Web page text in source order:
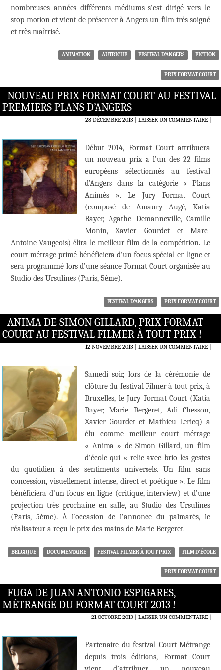
nombreuses années différents médiums s’est dirigé vers le
stop-motion et vient de présenter à Angers un film très soigné
et très maîtrisé.
ANIMATION AUTRICHE FESTIVAL D'ANGERS FICTION
PRIX FORMAT COURT
NOUVEAU PRIX FORMAT COURT AU FESTIVAL
PREMIERS PLANS D’ANGERS
28 DÉCEMBRE 2013 LAISSER UN COMMENTAIRE|
Début 2014, Format Court attribuera
un nouveau prix à l’un des 22 films
européens sélectionnés au festival
d’Angers dans la catégorie « Plans
Animés ». Le Jury Format Court
(composé de Amaury Augé, Katia
Bayer, Agathe Demanneville, Camille
Monin, Xavier Gourdet et Marc-
Antoine Vaugeois) élira le meilleur film de la compétition. Le
court métrage primé bénéficiera d’un focus spécial en ligne et
sera programmé lors d’une séance Format Court organisée au
Studio des Ursulines (Paris, 5ème).
FESTIVAL D'ANGERS PRIX FORMAT COURT
ANIMA DE SIMON GILLARD, PRIX FORMAT
COURT AU FESTIVAL FILMER À TOUT PRIX !
12 NOVEMBRE 2013 LAISSER UN COMMENTAIRE|
Samedi soir, lors de la cérémonie de
clôture du festival Filmer à tout prix, à
Bruxelles, le Jury Format Court (Katia
Bayer, Marie Bergeret, Adi Chesson,
Xavier Gourdet et Mathieu Lericq) a
élu comme meilleur court métrage
« Anima » de Simon Gillard, un film
d’école qui « relie avec brio les gestes
du quotidien à des sentiments universels. Un film sans
concession, visuellement intense, direct et poétique ». Le film
bénéficiera d’un focus en ligne (critique, interview) et d’une
projection très prochaine en salle, au Studio des Ursulines
(Paris, 5ème). À l’occasion de l’annonce du palmarès, le
réalisateur a reçu le prix des mains de Marie Bergeret.
BELGIQUE DOCUMENTAIRE FESTIVAL FILMER À TOUT PRIX FILM D'ÉCOLE
PRIX FORMAT COURT
FUGA DE JUAN ANTONIO ESPIGARES,
MÉTRANGE DU FORMAT COURT 2013 !
21 OCTOBRE 2013 LAISSER UN COMMENTAIRE|
Partenaire du festival Court Métrange
depuis trois éditions, Format Court